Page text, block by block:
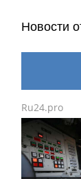
Новости
Ru24.pro